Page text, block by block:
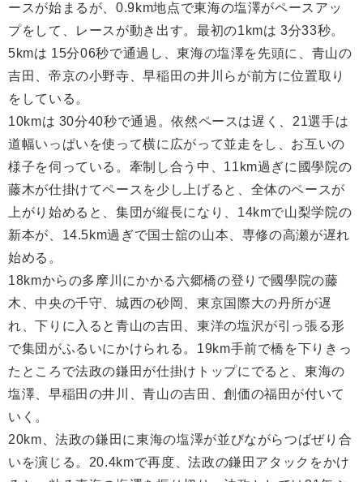
ースが始まるが、0.9km地点で東海の塩澤がペースアッ
プをして、レースが動き出す。最初の1kmは 3分33秒。
5kmは 15分06秒で通過し、東海の塩澤を先頭に、青山の
吉田、帝京の小野寺、早稲田の井川らが前方に位置取り
をしている。
10kmは 30分40秒で通過。依然ペースは遅く、21選手は
道幅いっぱいを使って横に広がって並走をし、お互いの
様子を伺っている。牽制し合う中、11km過ぎに國學院の
藤木が仕掛けてペースを少し上げると、全体のペースが
上がり始めると、集団が縦長になり、14kmで山梨学院の
新本が、14.5km過ぎで国士舘の山本、専修の高瀬が遅れ
始める。
18kmからの多摩川にかかる六郷橋の登りで國學院の藤
木、中央の千守、城西の砂岡、東京国際大の丹所が遅
れ、下りに入ると青山の吉田、東洋の塩沢が引っ張る形
で集団がふるいにかけられる。19km手前で橋を下りきっ
たところで法政の鎌田が仕掛けトップにでると、東海の
塩澤、早稲田の井川、青山の吉田、創価の福田が付いて
いく。
20km、法政の鎌田に東海の塩澤が並びながらつばぜり合
いを演じる。20.4kmで再度、法政の鎌田アタックをかけ